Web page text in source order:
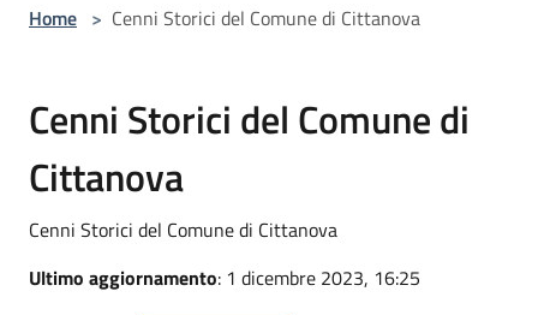
Home > Cenni Storici del Comune di Cittanova
Cenni Storici del Comune di
Cittanova
Cenni Storici del Comune di Cittanova
Ultimo aggiornamento: 1 dicembre 2023, 16:25